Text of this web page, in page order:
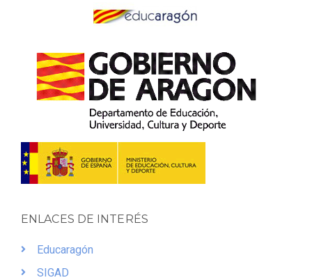
ENLACES DE INTERÉS
Educaragón
SIGAD